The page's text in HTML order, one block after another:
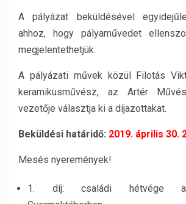
A pályázat beküldésével
ahhoz, hogy pályaművedet
megjelentethetjük.
A pályázati művek közül Filotás
keramikusművész, az Artér
vezetője választja ki a díjazottakat.
Beküldési határidő: 2019. április 30.
Mesés nyeremények!
1. díj: családi hétvége a